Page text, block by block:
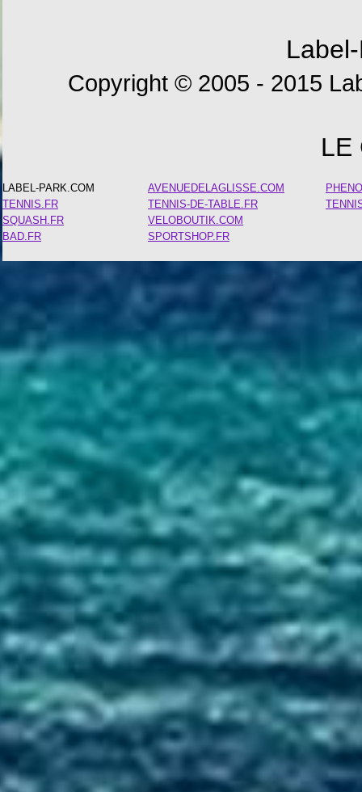
Copyright © 2005 - 2015
LE
LABEL-PARK.COM
TENNIS.FR
SQUASH.FR
BAD.FR
AVENUEDELAGLISSE.COM
TENNIS-DE-TABLE.FR
VELOBOUTIK.COM
SPORTSHOP.FR